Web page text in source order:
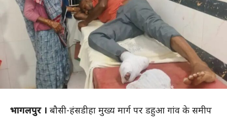
भागलपुर । बौसी-हंसडीहा मुख्य मार्ग पर डहुआ गांव के समीप